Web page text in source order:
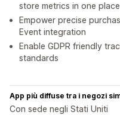
store metrics in one place
Empower precise
Event integration
Enable GDPR friendly
standards
App più diffuse tra i negozi
Con sede negli Stati Uniti